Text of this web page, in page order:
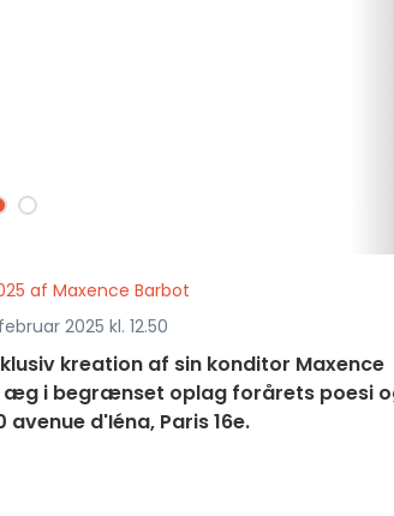
af Maxence Barbot
2025 kl. 12.50
kreation af sin konditor Maxence
æg i begrænset oplag forårets poesi
d'Iéna, Paris 16e.